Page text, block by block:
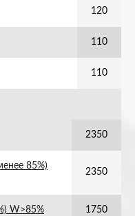
120
110
110
2350
85%)
2350
W>85% 1750